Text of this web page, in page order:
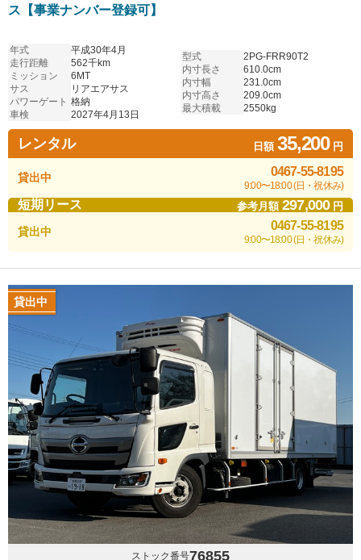
ス【事業ナンバー登録可】
年式
平成30年4月
走行距離
562千km
ミッション
6MT
サス
リアエアサス
パワーゲート 格納
車検
2027年4月13日
型式
2PG-FRR90T2
内寸長さ
610.0cm
内寸幅
231.0cm
内寸高さ
209.0cm
最大積載
2550kg
レンタル 日額35,200円
貸出中 0467-55-8195
9:00〜18:00 (日・祝休み)
短期リース 参考月額297,000円
貸出中 0467-55-8195
9:00〜18:00 (日・祝休み)
貸出中
ストック番号76855